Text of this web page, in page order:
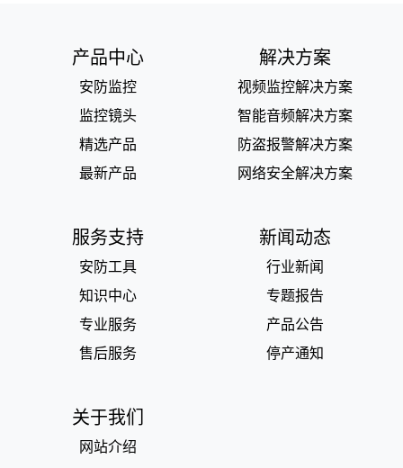
产品中心
安防监控
监控镜头
精选产品
最新产品
解决方案
视频监控解决方案
智能音频解决方案
防盗报警解决方案
网络安全解决方案
服务支持
安防工具
知识中心
专业服务
售后服务
新闻动态
行业新闻
专题报告
产品公告
停产通知
关于我们
网站介绍